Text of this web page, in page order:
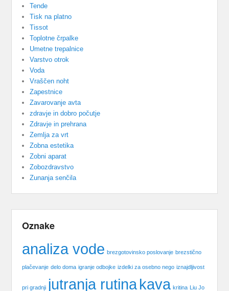
Tende
Tisk na platno
Tissot
Toplotne črpalke
Umetne trepalnice
Varstvo otrok
Voda
Vraščen noht
Zapestnice
Zavarovanje avta
zdravje in dobro počutje
Zdravje in prehrana
Zemlja za vrt
Zobna estetika
Zobni aparat
Zobozdravstvo
Zunanja senčila
Oznake
analiza vode brezgotovinsko poslovanje brezstično
plačevanje delo doma igranje odbojke izdelki za osebno nego iznajdljivost
pri gradnji jutranja rutinakava kritina Liu Jo